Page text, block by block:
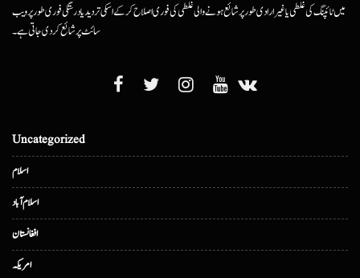
میں ٹائپنگ کی غلطی یا غیرارادی طور پر شائع ہونے والی غلطی کی فوری اصلاح کرکے اسکی تردید یا درستگی فوری طور پر ویب
سائٹ پر شائع کردی جاتی ہے۔
Uncategorized
اسلام
اسلام آباد
افغانستان
امریکہ